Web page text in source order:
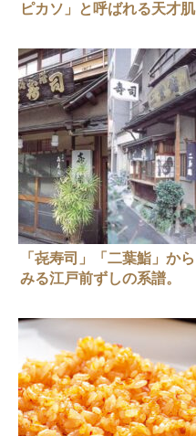
ピカソ」と呼ばれる天才肌
ル・ガニェールさん
「㐂寿司」「二葉鮨」から
みる江戸前ずしの系譜。